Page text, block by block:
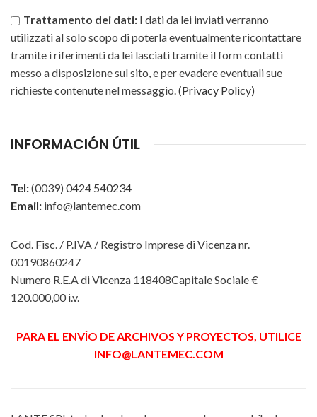
Trattamento dei dati: I dati da lei inviati verranno
utilizzati al solo scopo di poterla eventualmente ricontattare
tramite i riferimenti da lei lasciati tramite il form contatti
messo a disposizione sul sito, e per evadere eventuali sue
richieste contenute nel messaggio.(Privacy Policy)
INFORMACIÓN ÚTIL
Tel:(0039) 0424 540234
Email: info@lantemec.com
Cod. Fisc. / P.IVA / Registro Imprese di Vicenza nr.
00190860247
Numero R.E.A di Vicenza 118408Capitale Sociale €
120.000,00 i.v.
PARA EL ENVÍO DE ARCHIVOS Y PROYECTOS, UTILICE
INFO@LANTEMEC.COM